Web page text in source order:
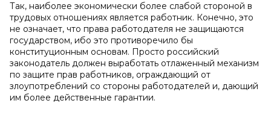
Так, наиболее экономически более слабой стороной в
трудовых отношениях является работник. Конечно, это
не означает, что права работодателя не защищаются
государством, ибо это противоречило бы
конституционным основам. Просто российский
законодатель должен выработать отлаженный механизм
по защите прав работников, ограждающий от
злоупотреблений со стороны работодателей и, дающий
им более действенные гарантии.